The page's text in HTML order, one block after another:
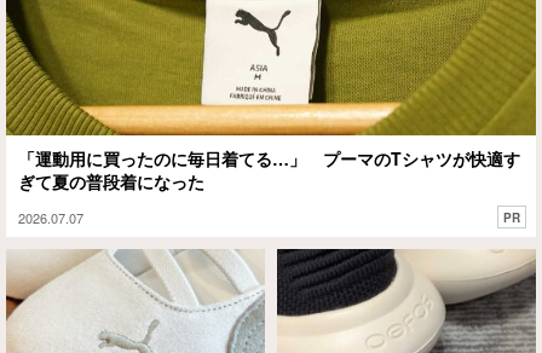
「運動用に買ったのに毎日着てる…」 プーマのTシャツが快適す
ぎて夏の普段着になった
2026.07.07 PR